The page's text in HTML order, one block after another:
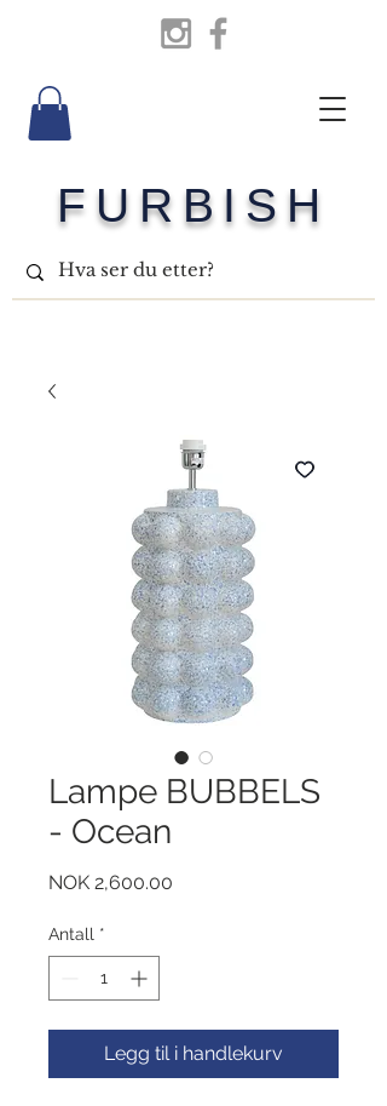
FURBISH
Lampe BUBBELS
- Ocean
NOK 2,600.00
Antall *
Legg til i handlekurv